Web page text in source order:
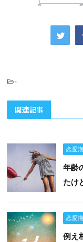
-
関連記事
恋愛期
年齢
たけ
恋愛期
例え